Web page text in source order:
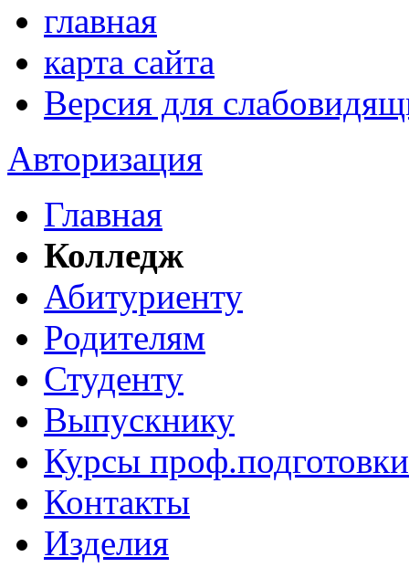
главная
карта сайта
Версия для
Авторизация
Главная
Колледж
Абитуриенту
Родителям
Студенту
Выпускнику
Курсы проф.подготовки
Контакты
Изделия